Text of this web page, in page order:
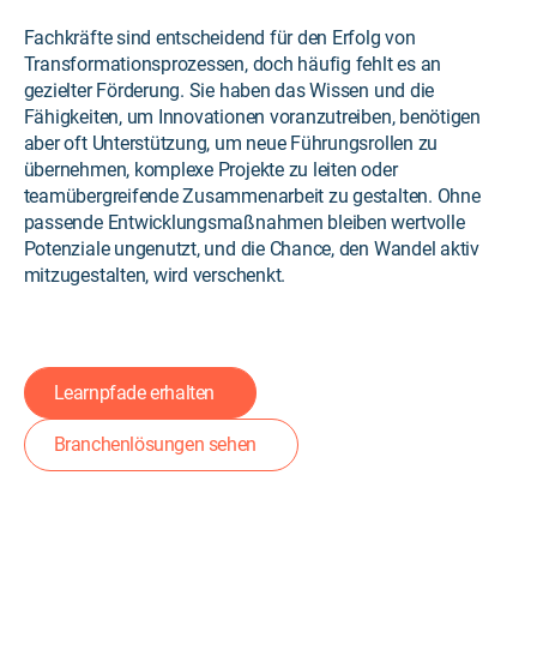
Fachkräfte sind entscheidend für den Erfolg von
Transformationsprozessen, doch häufig fehlt es an
gezielter Förderung. Sie haben das Wissen und die
Fähigkeiten, um Innovationen voranzutreiben, benötigen
aber oft Unterstützung, um neue Führungsrollen zu
übernehmen, komplexe Projekte zu leiten oder
teamübergreifende Zusammenarbeit zu gestalten. Ohne
passende Entwicklungsmaßnahmen bleiben wertvolle
Potenziale ungenutzt, und die Chance, den Wandel aktiv
mitzugestalten, wird verschenkt.
Learnpfade erhalten
Branchenlösungen sehen